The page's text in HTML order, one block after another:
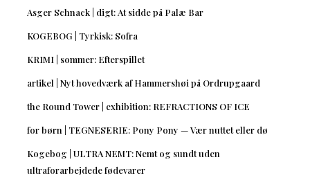
Asger Schnack | digt: At sidde på Palæ Bar
KOGEBOG | Tyrkisk: Sofra
KRIMI | sommer: Efterspillet
artikel | Nyt hovedværk af Hammershøi på Ordrupgaard
the Round Tower | exhibition: REFRACTIONS OF ICE
for børn | TEGNESERIE: Pony Pony — Vær nuttet eller dø
Kogebog | ULTRA NEMT: Nemt og sundt uden
ultraforarbejdede fødevarer